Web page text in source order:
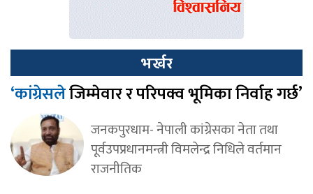
भर्खर
‘कांग्रेसलेजिम्मेवार र परिपक्व भूमिका निर्वाह गर्छ’
जनकपुरधाम- नेपाली कांग्रेसका नेता तथा
पूर्वउपप्रधानमन्त्री विमलेन्द्र निधिले वर्तमान
राजनीतिक